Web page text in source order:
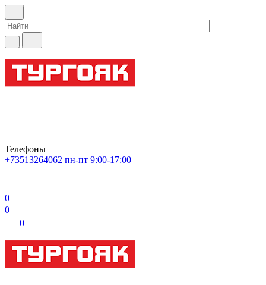
Телефоны
+73513264062 пн-пт 9:00-17:00
0
0
0